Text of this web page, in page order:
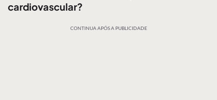
cardiovascular?
CONTINUA APÓS A PUBLICIDADE